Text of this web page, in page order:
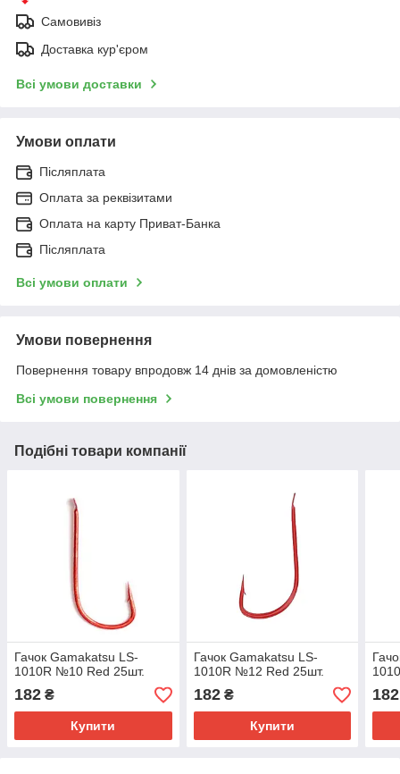
Самовивіз
Доставка кур'єром
Всі умови доставки
Умови оплати
Післяплата
Оплата за реквізитами
Оплата на карту Приват-Банка
Післяплата
Всі умови оплати
Умови повернення
Повернення товару впродовж 14 днів за домовленістю
Всі умови повернення
Подібні товари компанії
Гачок Gamakatsu LS-
1010R №10 Red 25шт.
182 ₴
Купити
Гачок Gamakatsu LS-
1010R №12 Red 25шт.
182₴
Купити
182